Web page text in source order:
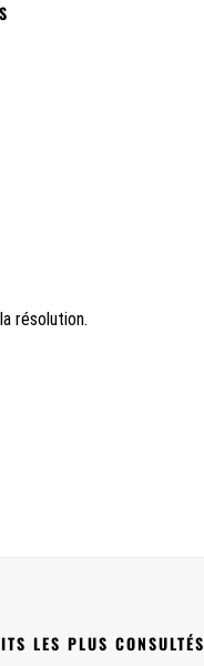
résolution.
LES PLUS CONSULTÉS